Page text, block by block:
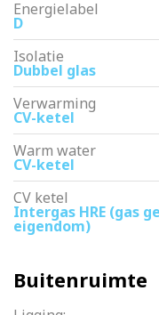
Energielabel
D
Isolatie
Dubbel glas
Verwarming
CV-ketel
Warm water
CV-ketel
CV ketel
Intergas HRE (gas
eigendom)
Buitenruimte